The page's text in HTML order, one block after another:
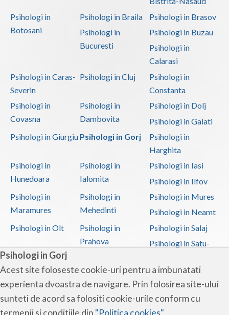
Psihologi in Gorj
Acest site foloseste cookie-uri pentru a imbunatati
experienta dvoastra de navigare. Prin folosirea site-ului
sunteti de acord sa folositi cookie-urile conform cu
termenii si conditiile din "Politica cookies"
Psihologi in
Botosani
Psihologi in Braila
Psihologi in Brasov
Psihologi in
Bucuresti
Psihologi in Buzau
Psihologi in
Calarasi
Psihologi in Caras-
Severin
Psihologi in Cluj
Psihologi in
Constanta
Psihologi in
Covasna
Psihologi in
Dambovita
Psihologi in Dolj
Psihologi in Galati
Psihologi in Giurgiu Psihologi in Gorj
Psihologi in
Harghita
Psihologi in
Hunedoara
Psihologi in
Ialomita
Psihologi in Iasi
Psihologi in Ilfov
Psihologi in
Maramures
Psihologi in
Mehedinti
Psihologi in Mures
Psihologi in Neamt
Psihologi in Olt
Psihologi in
Prahova
Psihologi in Salaj
Psihologi in Satu-
Psihologi in Sibiu
Psihologi in
Suceava
Psihologi in
Teleorman
Psihologi in Timis
Psihologi in Tulcea Psihologi in Valcea